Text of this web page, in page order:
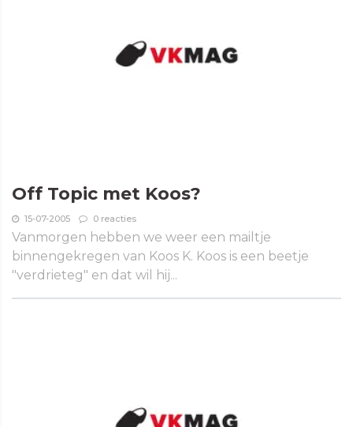
Off Topic met Koos?
15-07-2005 0 reacties
Vanmorgen hebben we weer een mailtje
binnengekregen van Koos K. Koos is een beetje
"verdrieteg" en dat wil hij...